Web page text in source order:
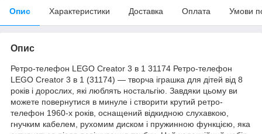
Опис Характеристики Доставка Оплата Умови
Опис
Ретро-телефон LEGO Creator 3 в 1 31174 Ретро-телефон
LEGO Creator 3 в 1 (31174) — творча іграшка для дітей від 8
років і дорослих, які люблять ностальгію. Завдяки цьому ви
можете повернутися в минуле і створити крутий ретро-
телефон 1960-х років, оснащений відкидною слухавкою,
гнучким кабелем, рухомим диском і пружинною функцією, яка